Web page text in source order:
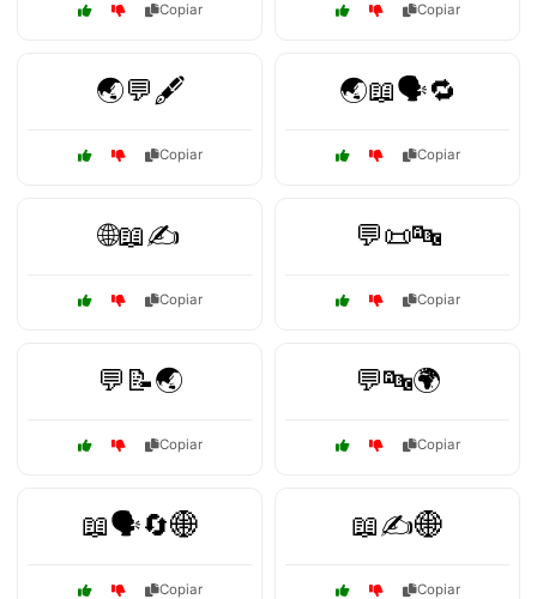
Copiar Copiar
🌏💬🖋️
Copiar
🌏📖🗣️🔁
Copiar
🌐📖✍️
Copiar
💬📜🔤
Copiar
💬📝🌏
Copiar
💬🔤🌍
Copiar
📖🗣️🔄🌐
Copiar
📖✍️🌐
Copiar